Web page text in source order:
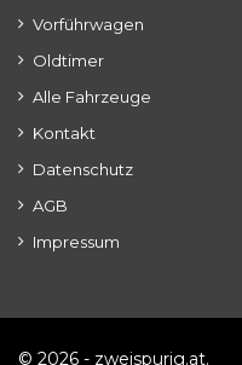
Vorführwagen
Oldtimer
Alle Fahrzeuge
Kontakt
Datenschutz
AGB
Impressum
© 2026 - zweispurig.at.